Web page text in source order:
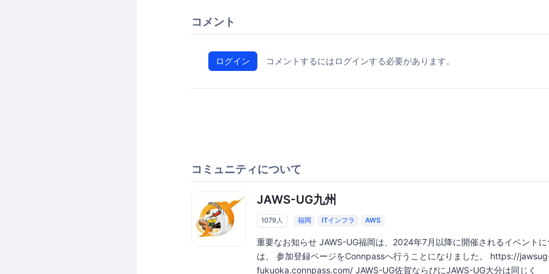
コメント
ログイン コメントするにはログインする必要があります。
コミュニティについて
JAWS-UG九州
1079人 福岡 ITインフラ AWS
重要なお知らせ JAWS-UG福岡は、2024年7月以降に開催されるイベントに
は、 参加登録ページをConnpassへ行うことになりました。 https://
fukuoka.connpass.com/ JAWS-UG佐賀ならびにJAWS-UG大分は同じく